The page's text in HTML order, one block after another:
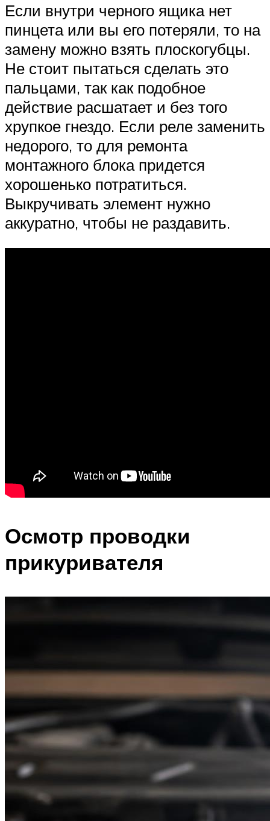
Если внутри черного ящика нет
пинцета или вы его потеряли, то на
замену можно взять плоскогубцы.
Не стоит пытаться сделать это
пальцами, так как подобное
действие расшатает и без того
хрупкое гнездо. Если реле заменить
недорого, то для ремонта
монтажного блока придется
хорошенько потратиться.
Выкручивать элемент нужно
аккуратно, чтобы не раздавить.
Осмотр проводки
прикуривателя